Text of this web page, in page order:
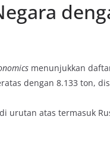
menunjukkan
dengan 8.133 ton,
urutan atas termasuk